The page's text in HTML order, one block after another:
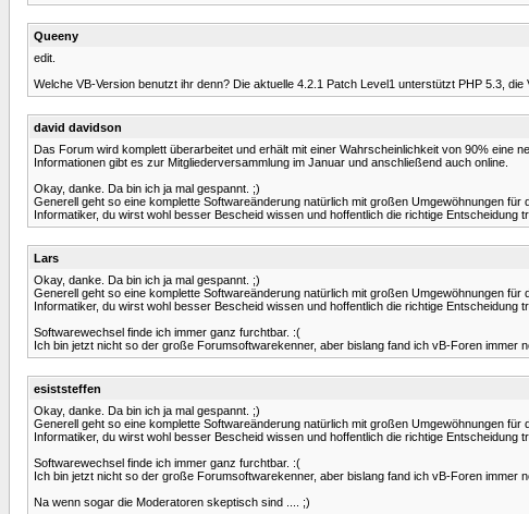
Queeny
edit.
Welche VB-Version benutzt ihr denn? Die aktuelle 4.2.1 Patch Level1 unterstützt PHP 5.3,
david davidson
Das Forum wird komplett überarbeitet und erhält mit einer Wahrscheinlichkeit von 90% eine
Informationen gibt es zur Mitgliederversammlung im Januar und anschließend auch online.
Okay, danke. Da bin ich ja mal gespannt. ;)
Generell geht so eine komplette Softwareänderung natürlich mit großen Umgewöhnungen
Informatiker, du wirst wohl besser Bescheid wissen und hoffentlich die richtige Entscheidung
Lars
Okay, danke. Da bin ich ja mal gespannt. ;)
Generell geht so eine komplette Softwareänderung natürlich mit großen Umgewöhnungen
Informatiker, du wirst wohl besser Bescheid wissen und hoffentlich die richtige Entscheidung
Softwarewechsel finde ich immer ganz furchtbar. :(
Ich bin jetzt nicht so der große Forumsoftwarekenner, aber bislang fand ich vB-Foren
esiststeffen
Okay, danke. Da bin ich ja mal gespannt. ;)
Generell geht so eine komplette Softwareänderung natürlich mit großen Umgewöhnungen
Informatiker, du wirst wohl besser Bescheid wissen und hoffentlich die richtige Entscheidung
Softwarewechsel finde ich immer ganz furchtbar. :(
Ich bin jetzt nicht so der große Forumsoftwarekenner, aber bislang fand ich vB-Foren
Na wenn sogar die Moderatoren skeptisch sind .... ;)